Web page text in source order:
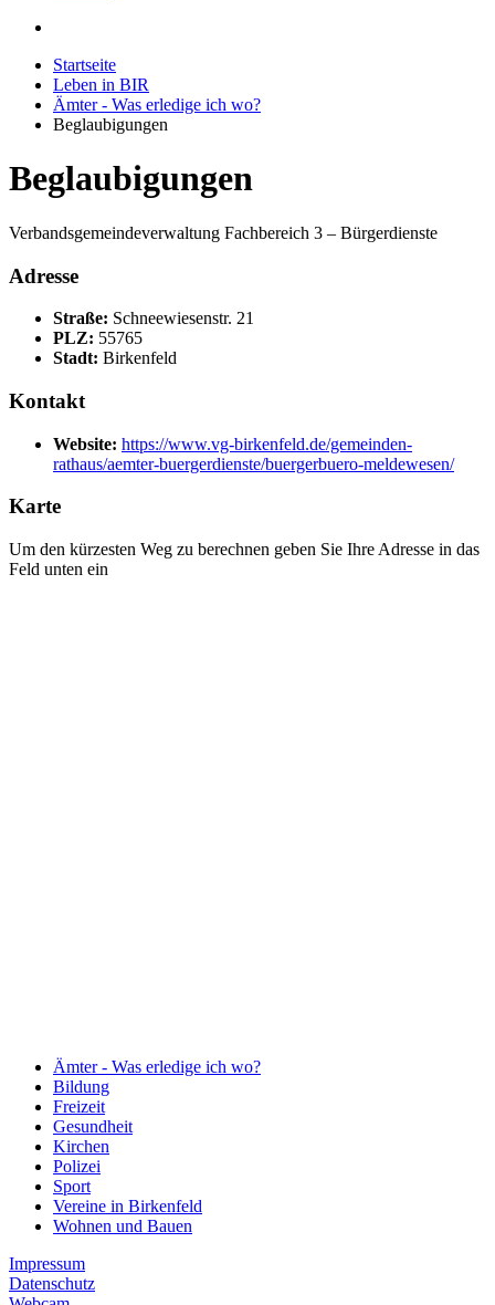
Startseite
Leben in BIR
Ämter - Was erledige ich wo?
Beglaubigungen
Beglaubigungen
Verbandsgemeindeverwaltung Fachbereich 3 – Bürgerdienste
Adresse
Straße: Schneewiesenstr. 21
PLZ: 55765
Stadt: Birkenfeld
Kontakt
Website: https://www.vg-birkenfeld.de/gemeinden-
rathaus/aemter-buergerdienste/buergerbuero-meldewesen/
Karte
Um den kürzesten Weg zu berechnen geben Sie Ihre Adresse in das
Feld unten ein
Ämter - Was erledige ich wo?
Bildung
Freizeit
Gesundheit
Kirchen
Polizei
Sport
Vereine in Birkenfeld
Wohnen und Bauen
Impressum
Datenschutz